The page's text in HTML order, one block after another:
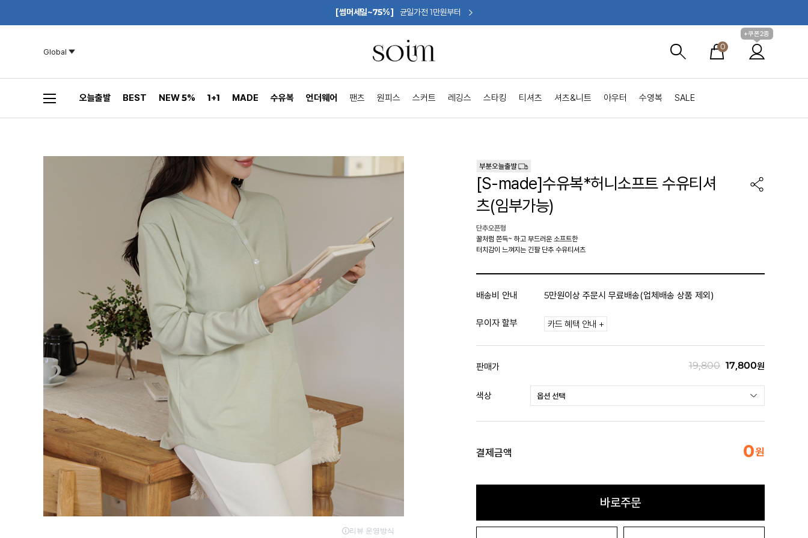
[썸머세일~75%] 균일가전 1만원부터
Global
0
+쿠폰2종
오늘출발 BEST NEW 5% 1+1 MADE 수유복 언더웨어 팬츠 원피스 스커트 레깅스 스타킹 티셔츠 셔츠&니트 아우터 수영복 SALE
[S-made]수유복*허니소프트 수유티셔
츠(임부가능)
단추오픈형
꿀처럼 쫀득~ 하고 부드러운 소프트한
터치감이 느껴지는 긴팔 단추 수유티셔츠
배송비 안내 5만원이상 주문시 무료배송(업체배송 상품 제외)
무이자 할부 카드 혜택 안내 +
판매가 19,800 17,800원
색상
결제금액 0원
바로주문